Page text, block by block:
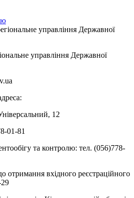
управління Державної
12
01-81
та контролю: тел. (056)778-
отримання вхідного реєстраційного